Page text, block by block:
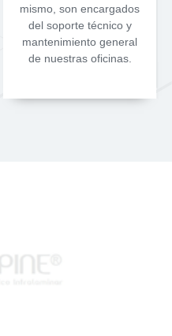
mismo, son encargados
del soporte técnico y
mantenimiento general
de nuestras oficinas.